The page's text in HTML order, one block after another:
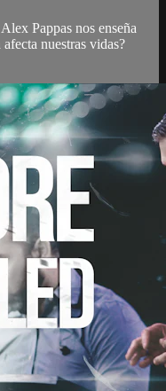
Pappas nos enseña
nuestras vidas?